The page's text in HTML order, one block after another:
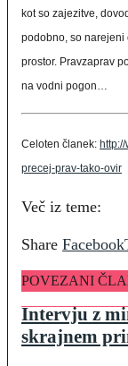
kot so zajezitve,
podobno, so narejeni
prostor. Pravzaprav
na vodni pogon…
Celoten članek:
precej-prav-tako-ovir
Več iz teme:
Share Facebook
POVEZANI
Intervju z
skrajnem